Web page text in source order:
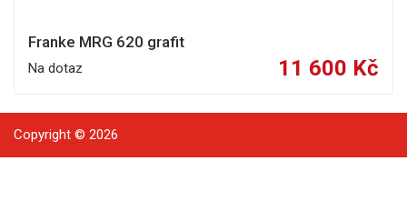
Franke MRG 620 grafit
Na dotaz 11 600 Kč
Copyright © 2026